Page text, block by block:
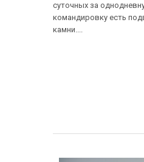
суточных за
командировку есть
камни....